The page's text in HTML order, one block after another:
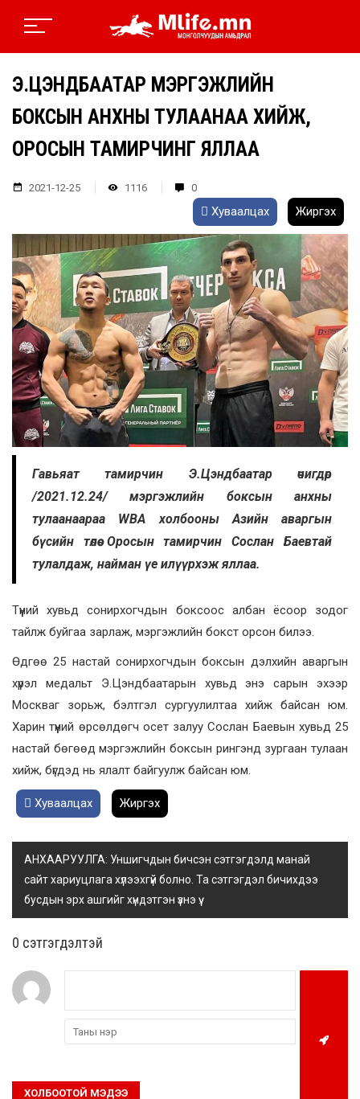
Э.ЦЭНДБААТАР МЭРГЭЖЛИЙН
БОКСЫН АНХНЫ ТУЛААНАА ХИЙЖ,
ОРОСЫН ТАМИРЧИНГ ЯЛЛАА
2021-12-25 1116 0
Хуваалцах Жиргэх
Гавьяат тамирчин Э.Цэндбаатар өчигдөр
/2021.12.24/ мэргэжлийн боксын анхны
тулаанаараа WBA холбооны Азийн аваргын
бүсийн төлөө Оросын тамирчин Сослан Баевтай
тулалдаж, найман үе илүүрхэж яллаа.
Түүний хувьд сонирхогчдын боксоос албан ёсоор зодог
тайлж буйгаа зарлаж, мэргэжлийн бокст орсон билээ.
Өдгөө 25 настай сонирхогчдын боксын дэлхийн аваргын
хүрэл медальт Э.Цэндбаатарын хувьд энэ сарын эхээр
Москваг зорьж, бэлтгэл сургуулилтаа хийж байсан юм.
Харин түүний өрсөлдөгч осет залуу Сослан Баевын хувьд 25
настай бөгөөд мэргэжлийн боксын рингэнд зургаан тулаан
хийж, бүгдэд нь ялалт байгуулж байсан юм.
Хуваалцах Жиргэх
АНХААРУУЛГА: Уншигчдын бичсэн сэтгэгдэлд манай
сайт хариуцлага хүлээхгүй болно. Та сэтгэгдэл бичихдээ
бусдын эрх ашгийг хүндэтгэн үзнэ үү.
0 cэтгэгдэлтэй
ХОЛБООТОЙ МЭДЭЭ